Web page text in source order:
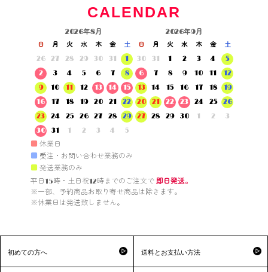
CALENDAR
2026年8月
日 月 火 水 木 金
土
26
27 28 29 30 31
1
2
3 4 5 6 7
8
9
10 11 12 13 14
15
16
17 18 19 20 21
22
23
24 25 26 27 28
29
30
31 1 2 3 4 5
2026年9月
日 月 火 水 木 金
土
30
31 1 2 3 4
5
6
7 8 9 10 11
12
13
14 15 16 17 18
19
20
21 22 23 24 25
26
27
28 29 30 1 2 3
■ 休業日
■ 受注・お問い合わせ業務のみ
■ 発送業務のみ
平日15時・土日祝12時までのご注文で 即日発送。
※一部、予約商品お取り寄せ商品は除きます。
※休業日は発送致しません。
初めての方へ 送料とお支払い方法